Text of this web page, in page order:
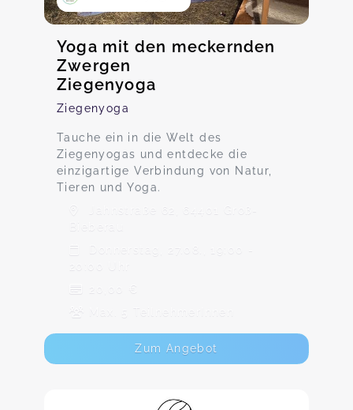
Yoga mit den meckernden
Zwergen
Ziegenyoga
Ziegenyoga
Tauche ein in die Welt des
Ziegenyogas und entdecke die
einzigartige Verbindung von Natur,
Tieren und Yoga.
Jahnstraße 62, 64401 Groß-
Donnerstag, 27.08., 19:00 -
20:00 Uhr
20,00 €
Max. 5 TeilnehmerInnen
Zum Angebot